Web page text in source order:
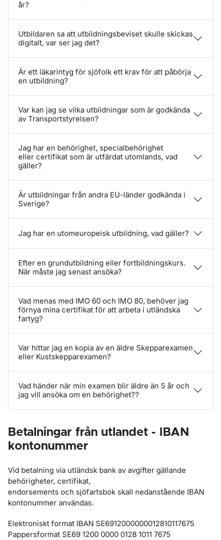
år?
Utbildaren sa att utbildningsbeviset skulle skickas
digitalt, var ser jag det?
Är ett läkarintyg för sjöfolk ett krav för att påbörja
en utbildning?
Var kan jag se vilka utbildningar som är godkända
av Transportstyrelsen?
Jag har en behörighet, specialbehörighet
eller certifikat som är utfärdat utomlands, vad
gäller?
Är utbildningar från andra EU-länder godkända i
Sverige?
Jag har en utomeuropeisk utbildning, vad gäller?
Efter en grundutbildning eller fortbildningskurs.
När måste jag senast ansöka?
Vad menas med IMO 60 och IMO 80, behöver jag
förnya mina certifikat för att arbeta i utländska
fartyg?
Var hittar jag en kopia av en äldre Skepparexamen
eller Kustskepparexamen?
Vad händer när min examen blir äldre än 5 år och
jag vill ansöka om en behörighet??
Betalningar från utlandet - IBAN
kontonummer
Vid betalning via utländsk bank av avgifter gällande
behörigheter, certifikat,
endorsements och sjöfartsbok skall nedanstående IBAN
kontonummer användas.
Elektroniskt format IBAN SE6912000000012810117675
Pappersformat SE69 1200 0000 0128 1011 7675